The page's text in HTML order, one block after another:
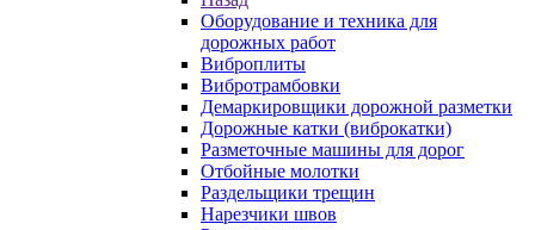
Оборудование и техника для
дорожных работ
Виброплиты
Вибротрамбовки
Демаркировщики дорожной разметки
Дорожные катки (виброкатки)
Разметочные машины для дорог
Отбойные молотки
Раздельщики трещин
Нарезчики швов